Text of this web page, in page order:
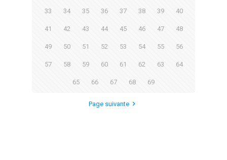
33 34 35 36 37 38 39 40
41 42 43 44 45 46 47 48
49 50 51 52 53 54 55 56
57 58 59 60 61 62 63 64
65 66 67 68 69
Page suivante